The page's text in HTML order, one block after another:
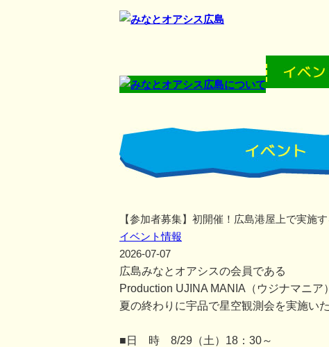
【参加者募集】初開催！広島港屋上で実施
イベント情報
2026-07-07
広島みなとオアシスの会員である
Production UJINA MANIA（ウジナマニ
夏の終わりに宇品で星空観測会を実施いた
■日 時 8/29（土）18：30～